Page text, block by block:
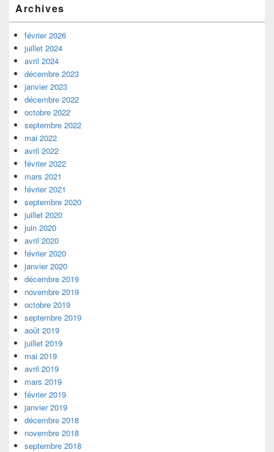
principale
de
widget
pour
barre
latérale
Archives
février 2026
juillet 2024
avril 2024
décembre 2023
janvier 2023
décembre 2022
octobre 2022
septembre 2022
mai 2022
avril 2022
février 2022
mars 2021
février 2021
septembre 2020
juillet 2020
juin 2020
avril 2020
février 2020
janvier 2020
décembre 2019
novembre 2019
octobre 2019
septembre 2019
août 2019
juillet 2019
mai 2019
avril 2019
mars 2019
février 2019
janvier 2019
décembre 2018
novembre 2018
septembre 2018